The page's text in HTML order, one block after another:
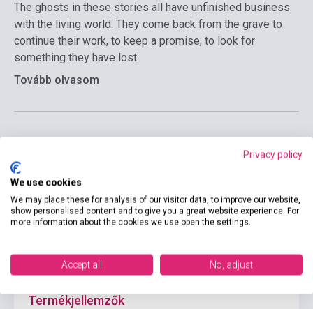
The ghosts in these stories all have unfinished business
with the living world. They come back from the grave to
continue their work, to keep a promise, to look for
something they have lost.
Tovább olvasom
Kosárba
Termékjellemzők
Privacy policy
We use cookies
We may place these for analysis of our visitor data, to improve our website,
show personalised content and to give you a great website experience. For
more information about the cookies we use open the settings.
Accept all No, adjust